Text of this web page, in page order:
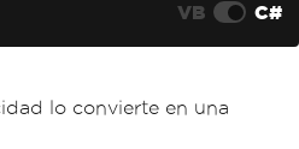
VB C#
lo convierte en una